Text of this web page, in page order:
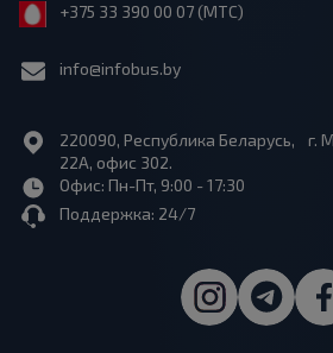
+375 33 390 00 07 (МТС)
info@infobus.by
220090, Республика Беларусь, г.
22А, офис 302.
Офис: Пн-Пт, 9:00 - 17:30
Поддержка: 24/7